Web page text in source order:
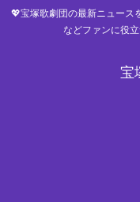
💖宝塚歌劇団の最新ニュース
などファンに役
宝